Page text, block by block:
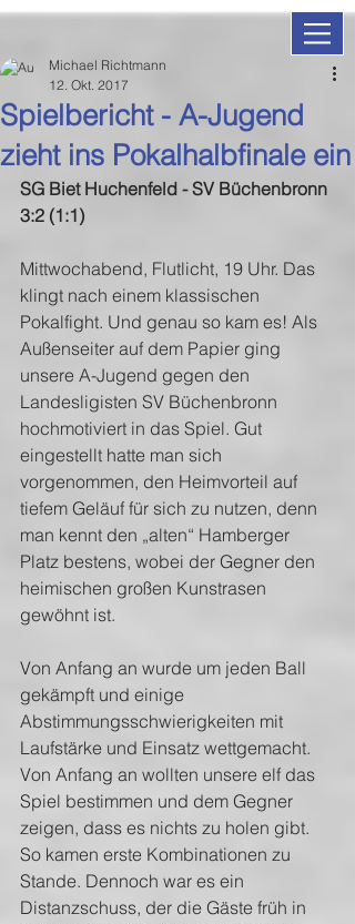
Spielbericht - A-Jugend
zieht ins Pokalhalbfinale ein
Michael Richtmann
12. Okt. 2017
SG Biet Huchenfeld - SV Büchenbronn
3:2 (1:1)
Mittwochabend, Flutlicht, 19 Uhr. Das
klingt nach einem klassischen
Pokalfight. Und genau so kam es! Als
Außenseiter auf dem Papier ging
unsere A-Jugend gegen den
Landesligisten SV Büchenbronn
hochmotiviert in das Spiel. Gut
eingestellt hatte man sich
vorgenommen, den Heimvorteil auf
tiefem Geläuf für sich zu nutzen, denn
man kennt den „alten“ Hamberger
Platz bestens, wobei der Gegner den
heimischen großen Kunstrasen
gewöhnt ist.
Von Anfang an wurde um jeden Ball
gekämpft und einige
Abstimmungsschwierigkeiten mit
Laufstärke und Einsatz wettgemacht.
Von Anfang an wollten unsere elf das
Spiel bestimmen und dem Gegner
zeigen, dass es nichts zu holen gibt.
So kamen erste Kombinationen zu
Stande. Dennoch war es ein
Distanzschuss, der die Gäste früh in